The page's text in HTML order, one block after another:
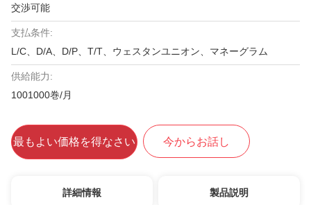
交渉可能
支払条件:
L/C、D/A、D/P、T/T、ウェスタンユニオン、マネーグラム
供給能力:
1001000巻/月
最もよい価格を得なさい 今からお話し
詳細情報 製品説明